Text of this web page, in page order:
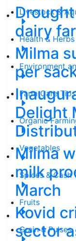
Livestock &
Health & Herbs
Environment
Farm Care Tips
Organic
Vegetables
Spices & Cash
Fruits
Grain & Pulses
dairy
Milma
per
Delight
Milma
milk
March
Kovid
sector